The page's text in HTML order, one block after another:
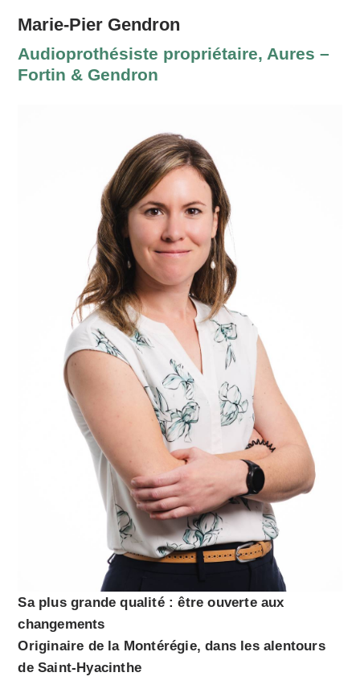
Marie-Pier Gendron
Audioprothésiste propriétaire, Aures –
Fortin & Gendron
Sa plus grande qualité : être ouverte aux
changements
Originaire de la Montérégie, dans les alentours
de Saint-Hyacinthe